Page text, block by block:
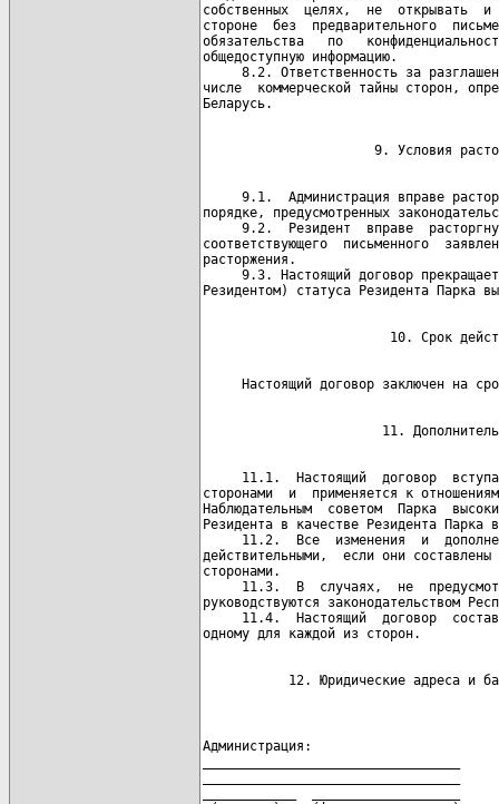
собственных  целях,  не  открывать  и
стороне  без  предварительного
обязательства   по
общедоступную информацию.
8.2. Ответственность за
числе  коммерческой тайны сторон,
9.1.  Администрация вправе
порядке, предусмотренных
9.2.  Резидент  вправе
соответствующего  письменного
расторжения.
9.3. Настоящий договор
11.1.  Настоящий  договор
сторонами  и  применяется к
Наблюдательным  советом  Парка
Резидента в качестве Резидента Парка
11.2.  Все  изменения  и
действительными,  если они
сторонами.
11.3.  В  случаях,  не
руководствуются законодательством
11.4.  Настоящий  договор
12. Юридические адреса и
Администрация: